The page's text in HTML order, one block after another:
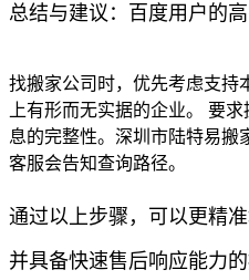
总结与建议：百度用户的
找搬家公司时，优先考虑支持
上有形而无实据的企业。 要
息的完整性。深圳市陆特易搬
客服会告知查询路径。
通过以上步骤，可以更精
并具备快速售后响应能力